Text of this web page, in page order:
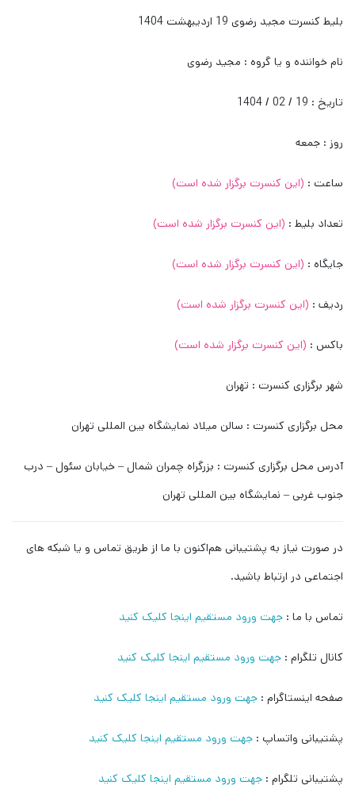
بلیط کنسرت مجید رضوی 19 اردیبهشت 1404
نام خواننده و یا گروه : مجید رضوی
تاریخ : 19 / 02 / 1404
روز : جمعه
ساعت : (این کنسرت برگزار شده است)
تعداد بلیط : (این کنسرت برگزار شده است)
جایگاه : (این کنسرت برگزار شده است)
ردیف : (این کنسرت برگزار شده است)
باکس : (این کنسرت برگزار شده است)
شهر برگزاری کنسرت : تهران
محل برگزاری کنسرت : سالن میلاد نمایشگاه بین المللی تهران
آدرس محل برگزاری کنسرت : بزرگراه چمران شمال – خیابان سئول – درب
جنوب غربی – نمایشگاه بین المللی تهران
در صورت نیاز به پشتیبانی هم‌اکنون با ما از طریق تماس و یا شبکه های
اجتماعی در ارتباط باشید.
تماس با ما : جهت ورود مستقیم اینجا کلیک کنید
کانال تلگرام : جهت ورود مستقیم اینجا کلیک کنید
صفحه اینستاگرام : جهت ورود مستقیم اینجا کلیک کنید
پشتیبانی واتساپ : جهت ورود مستقیم اینجا کلیک کنید
پشتیبانی تلگرام : جهت ورود مستقیم اینجا کلیک کنید